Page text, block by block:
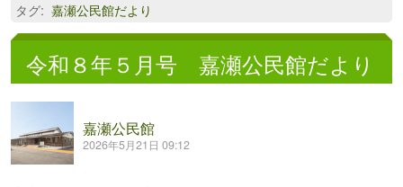
タグ: 嘉瀬公民館だより
令和８年５月号 嘉瀬公民館だより
嘉瀬公民館
2026年5月21日 09:12